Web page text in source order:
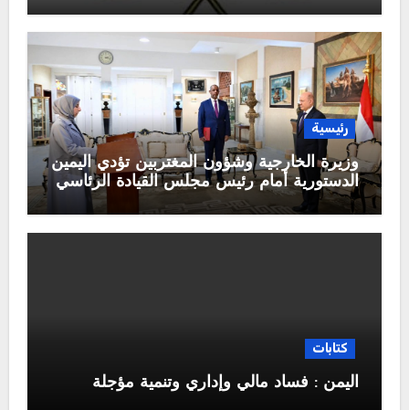
رئيسية
وزيرة الخارجية وشؤون المغتربين تؤدي اليمين
الدستورية أمام رئيس مجلس القيادة الرئاسي
كتابات
اليمن : فساد مالي وإداري وتنمية مؤجلة